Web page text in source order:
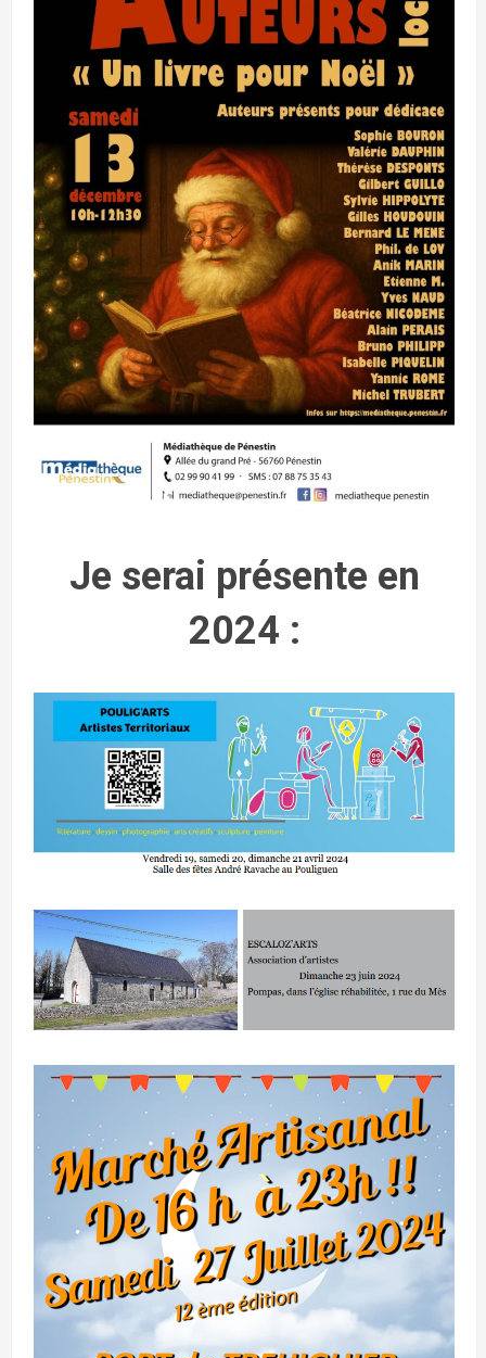
Je serai présente en
2024 :